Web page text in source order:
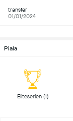
transfer
01/01/2024
Piala
Eliteserien (1)